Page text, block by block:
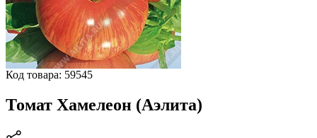
Код товара: 59545
Томат Хамелеон (Аэлита)